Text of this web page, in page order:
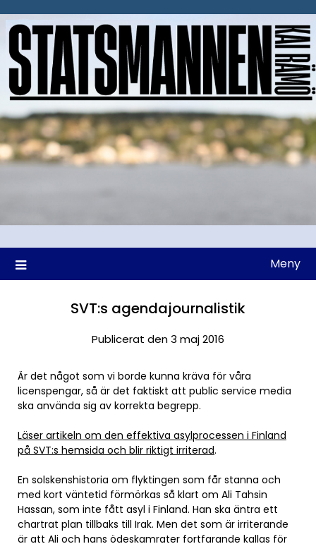
till
Meny
SVT:s agendajournalistik
Publicerat den 3 maj 2016
Är det något som vi borde kunna kräva för våra
licenspengar, så är det faktiskt att public service media
ska använda sig av korrekta begrepp.
Läser artikeln om den effektiva asylprocessen i Finland
på SVT:s hemsida och blir riktigt irriterad.
En solskenshistoria om flyktingen som får stanna och
med kort väntetid förmörkas så klart om Ali Tahsin
Hassan, som inte fått asyl i Finland. Han ska äntra ett
chartrat plan tillbaks till Irak. Men det som är irriterande
är att Ali och hans ödeskamrater fortfarande kallas för